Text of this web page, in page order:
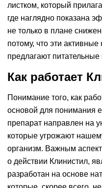
листком, который
где наглядно показана
не только в плане
потому, что эти
предлагают
Как работает
Понимание того, как
основой для понимания
препарат направлен на
которые угрожают
организм. Важным
о действии Клинистил,
разработан на основе